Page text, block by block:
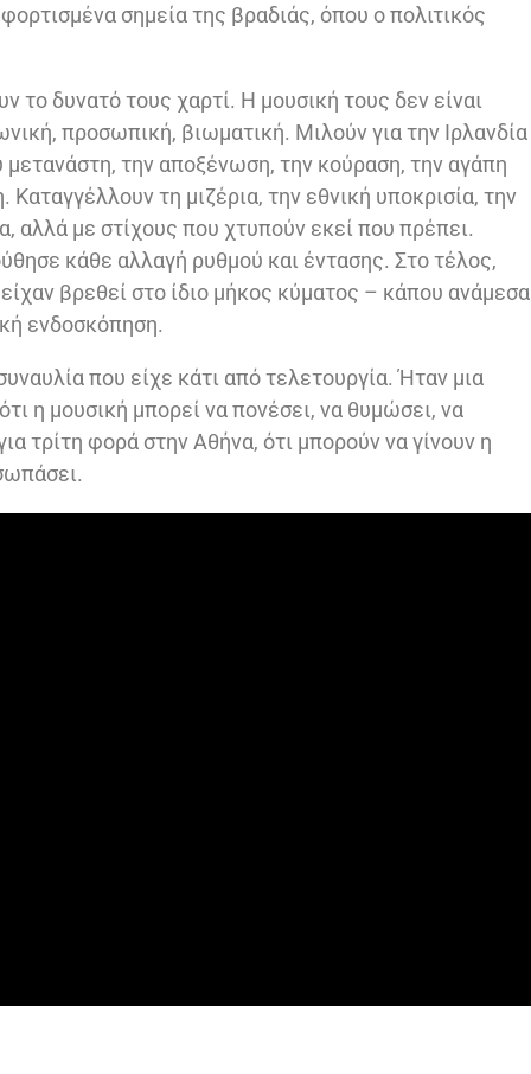
σημεία της βραδιάς, όπου ο πολιτικός
το δυνατό τους χαρτί. Η μουσική τους δεν είναι
προσωπική, βιωματική. Μιλούν για την Ιρλανδία
μετανάστη, την αποξένωση, την κούραση, την αγάπη
τη μιζέρια, την εθνική υποκρισία, την
αλλά με στίχους που χτυπούν εκεί που πρέπει.
κάθε αλλαγή ρυθμού και έντασης. Στο τέλος,
βρεθεί στο ίδιο μήκος κύματος – κάπου ανάμεσα
ενδοσκόπηση.
που είχε κάτι από τελετουργία. Ήταν μια
η μουσική μπορεί να πονέσει, να θυμώσει, να
τρίτη φορά στην Αθήνα, ότι μπορούν να γίνουν η